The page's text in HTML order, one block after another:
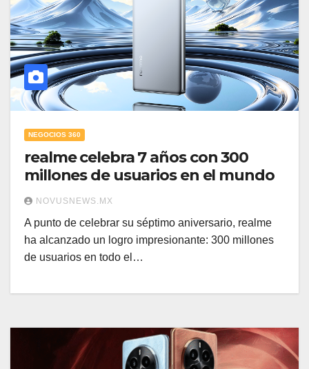
NEGOCIOS 360
realme celebra 7 años con 300
millones de usuarios en el mundo
NOVUSNEWS.MX
A punto de celebrar su séptimo aniversario, realme
ha alcanzado un logro impresionante: 300 millones
de usuarios en todo el…